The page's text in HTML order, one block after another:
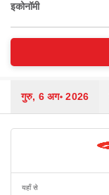
इकोनॉमी
गुरु, 6 अग॰ 2026
यहाँ से